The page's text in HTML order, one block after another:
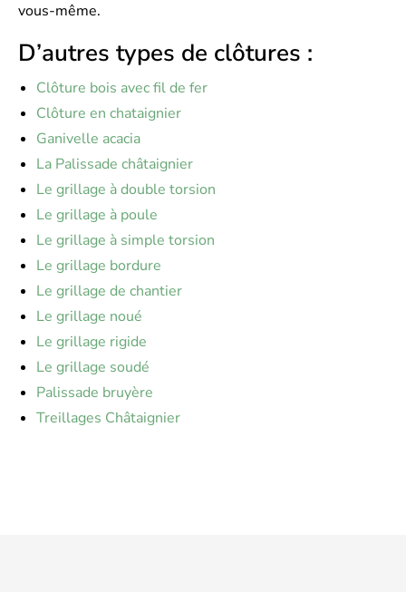
vous-même.
D’autres types de clôtures :
Clôture bois avec fil de fer
Clôture en chataignier
Ganivelle acacia
La Palissade châtaignier
Le grillage à double torsion
Le grillage à poule
Le grillage à simple torsion
Le grillage bordure
Le grillage de chantier
Le grillage noué
Le grillage rigide
Le grillage soudé
Palissade bruyère
Treillages Châtaignier